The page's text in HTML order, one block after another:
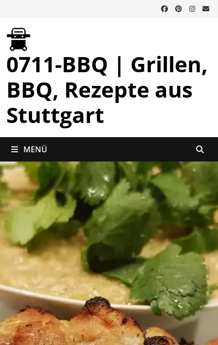
Inhalt
0711-BBQ | Grillen,
BBQ, Rezepte aus
Stuttgart
MENÜ